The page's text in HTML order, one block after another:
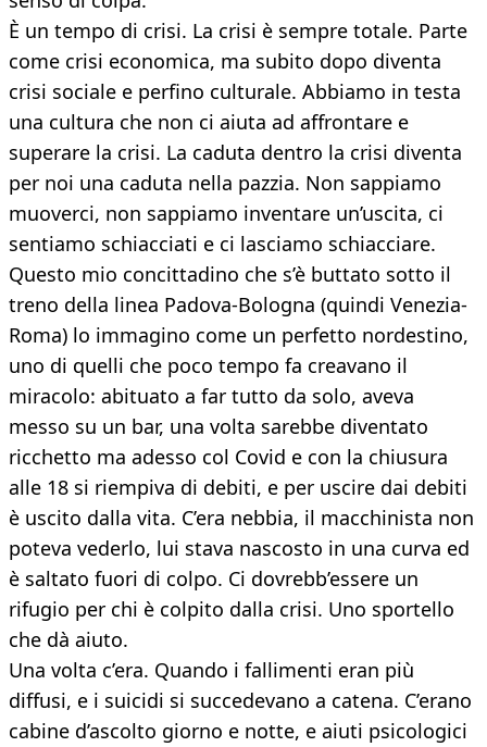
È un tempo di crisi. La crisi è sempre totale. Parte
come crisi economica, ma subito dopo diventa
crisi sociale e perfino culturale. Abbiamo in testa
una cultura che non ci aiuta ad affrontare e
superare la crisi. La caduta dentro la crisi diventa
per noi una caduta nella pazzia. Non sappiamo
muoverci, non sappiamo inventare un’uscita, ci
sentiamo schiacciati e ci lasciamo schiacciare.
Questo mio concittadino che s’è buttato sotto il
treno della linea Padova-Bologna (quindi Venezia-
Roma) lo immagino come un perfetto nordestino,
uno di quelli che poco tempo fa creavano il
miracolo: abituato a far tutto da solo, aveva
messo su un bar, una volta sarebbe diventato
ricchetto ma adesso col Covid e con la chiusura
alle 18 si riempiva di debiti, e per uscire dai debiti
è uscito dalla vita. C’era nebbia, il macchinista non
poteva vederlo, lui stava nascosto in una curva ed
è saltato fuori di colpo. Ci dovrebb’essere un
rifugio per chi è colpito dalla crisi. Uno sportello
che dà aiuto.
Una volta c’era. Quando i fallimenti eran più
diffusi, e i suicidi si succedevano a catena. C’erano
cabine d’ascolto giorno e notte, e aiuti psicologici